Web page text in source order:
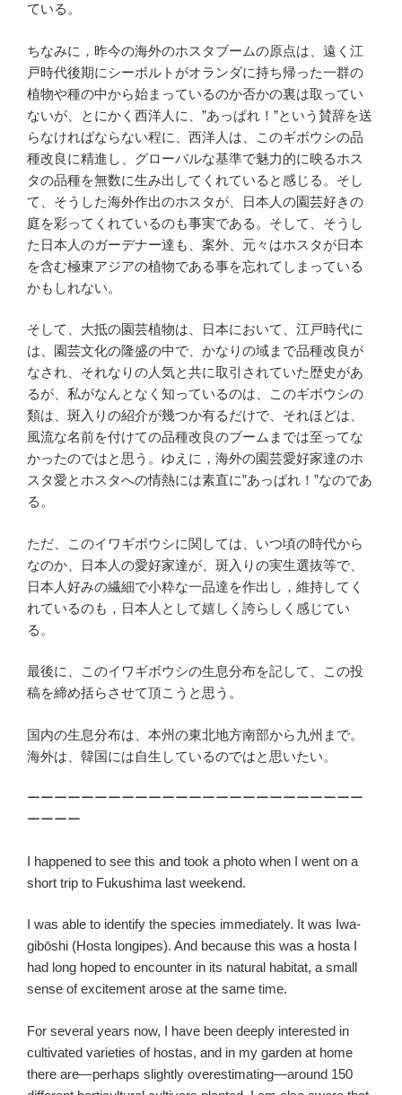
ている。
ちなみに，昨今の海外のホスタブームの原点は、遠く江
戸時代後期にシーボルトがオランダに持ち帰った一群の
植物や種の中から始まっているのか否かの裏は取ってい
ないが、とにかく西洋人に、”あっぱれ！”という賛辞を送
らなければならない程に、西洋人は、このギボウシの品
種改良に精進し、グローバルな基準で魅力的に映るホス
タの品種を無数に生み出してくれていると感じる。そし
て、そうした海外作出のホスタが、日本人の園芸好きの
庭を彩ってくれているのも事実である。そして、そうし
た日本人のガーデナー達も、案外、元々はホスタが日本
を含む極東アジアの植物である事を忘れてしまっている
かもしれない。
そして、大抵の園芸植物は、日本において、江戸時代に
は、園芸文化の隆盛の中で、かなりの域まで品種改良が
なされ、それなりの人気と共に取引されていた歴史があ
るが、私がなんとなく知っているのは、このギボウシの
類は、斑入りの紹介が幾つか有るだけで、それほどは、
風流な名前を付けての品種改良のブームまでは至ってな
かったのではと思う。ゆえに，海外の園芸愛好家達のホ
スタ愛とホスタへの情熱には素直に”あっぱれ！”なのであ
る。
ただ、このイワギボウシに関しては、いつ頃の時代から
なのか、日本人の愛好家達が、斑入りの実生選抜等で、
日本人好みの繊細で小粋な一品達を作出し，維持してく
れているのも，日本人として嬉しく誇らしく感じてい
る。
最後に、このイワギボウシの生息分布を記して、この投
稿を締め括らさせて頂こうと思う。
国内の生息分布は、本州の東北地方南部から九州まで。
海外は、韓国には自生しているのではと思いたい。
ーーーーーーーーーーーーーーーーーーーーーーーーー
ーーーー
I happened to see this and took a photo when I went on a
short trip to Fukushima last weekend.
I was able to identify the species immediately. It was Iwa-
gibōshi (Hosta longipes). And because this was a hosta I
had long hoped to encounter in its natural habitat, a small
sense of excitement arose at the same time.
For several years now, I have been deeply interested in
cultivated varieties of hostas, and in my garden at home
there are—perhaps slightly overestimating—around 150